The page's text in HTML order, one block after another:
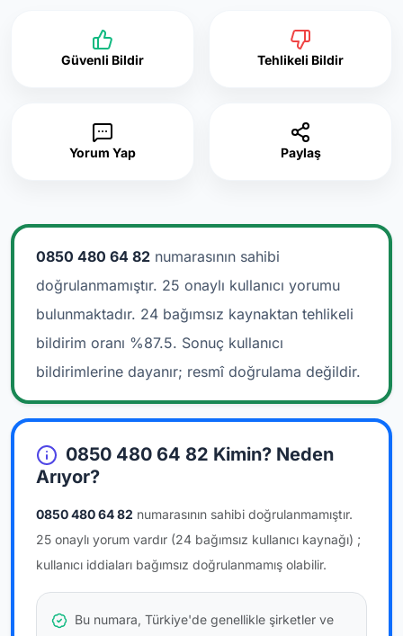
Güvenli Bildir Tehlikeli Bildir
Yorum Yap Paylaş
0850 480 64 82 numarasının sahibi
doğrulanmamıştır. 25 onaylı kullanıcı yorumu
bulunmaktadır. 24 bağımsız kaynaktan tehlikeli
bildirim oranı %87.5. Sonuç kullanıcı
bildirimlerine dayanır; resmî doğrulama değildir.
0850 480 64 82 Kimin? Neden
Arıyor?
0850 480 64 82 numarasının sahibi doğrulanmamıştır.
25 onaylı yorum vardır (24 bağımsız kullanıcı kaynağı) ;
kullanıcı iddiaları bağımsız doğrulanmamış olabilir.
Bu numara, Türkiye'de genellikle şirketler ve